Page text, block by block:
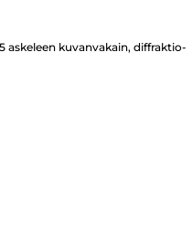
askeleen kuvanvakain, diffraktio-